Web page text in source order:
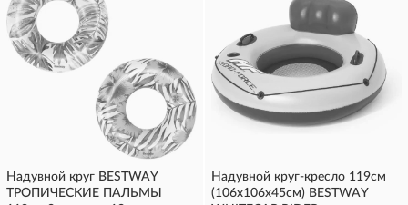
Надувной круг BESTWAY
ТРОПИЧЕСКИЕ ПАЛЬМЫ
Надувной круг-кресло 119см
(106х106х45см) BESTWAY